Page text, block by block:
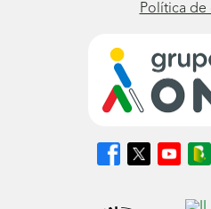
Política de
Síguenos
en
Síguenos
en
Síguenos
en
en